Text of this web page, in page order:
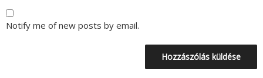
Notify me of new posts by email.